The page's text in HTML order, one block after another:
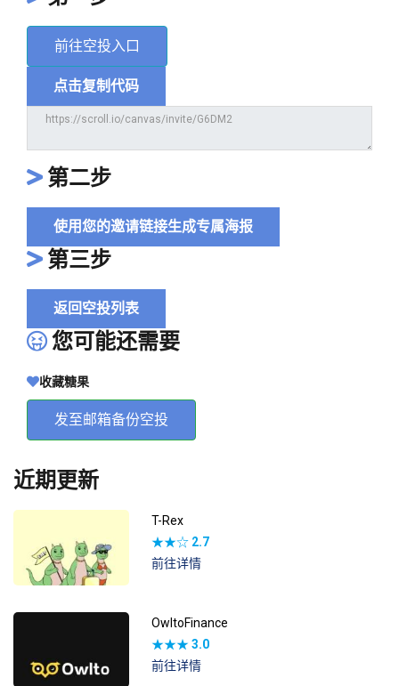
前往空投入口
点击复制代码
第二步
使用您的邀请链接生成专属海报
第三步
返回空投列表
您可能还需要
收藏糖果
发至邮箱备份空投
近期更新
T-Rex
★★☆ 2.7
前往详情
OwltoFinance
★★★3.0
前往详情